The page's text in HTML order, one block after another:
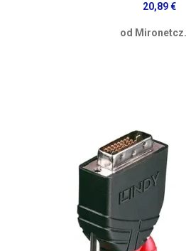
20,89 €
od